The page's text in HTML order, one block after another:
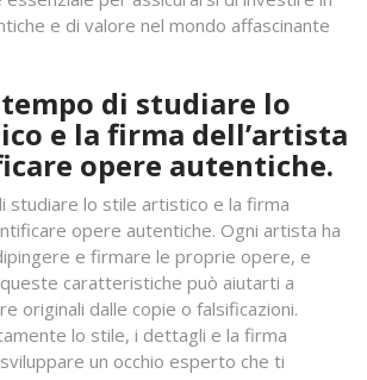
e di valore nel mondo affascinante
di studiare lo
e la firma dell’artista
opere autentiche.
studiare lo stile artistico e la firma
opere autentiche. Ogni artista ha
e firmare le proprie opere, e
caratteristiche può aiutarti a
originali dalle copie o falsificazioni.
lo stile, i dettagli e la firma
un occhio esperto che ti